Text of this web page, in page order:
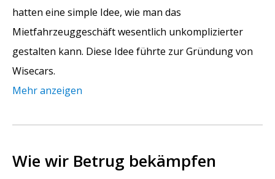
hatten eine simple Idee, wie man das
Mietfahrzeuggeschäft wesentlich unkomplizierter
gestalten kann. Diese Idee führte zur Gründung von
Wisecars.
Mehr anzeigen
Wie wir Betrug bekämpfen